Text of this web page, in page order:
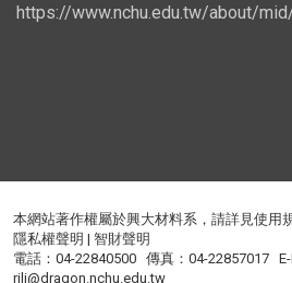
https://www.nchu.edu.tw/about/
本網站著作權屬於興大材料系，請詳見使用
隱私權聲明 |智財聲明
電話：04-22840500 傳真：04-22857017 E-
rili@dragon.nchu.edu.tw